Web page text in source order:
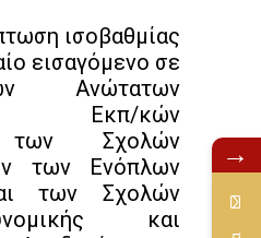
ισοβαθμίας
εισαγόμενο σε
Ανώτατων
Εκπ/κών
των Σχολών
των Ενόπλων
των Σχολών
και
→